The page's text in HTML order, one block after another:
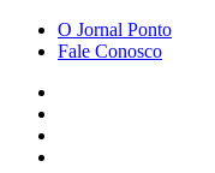
O Jornal Ponto
Fale Conosco